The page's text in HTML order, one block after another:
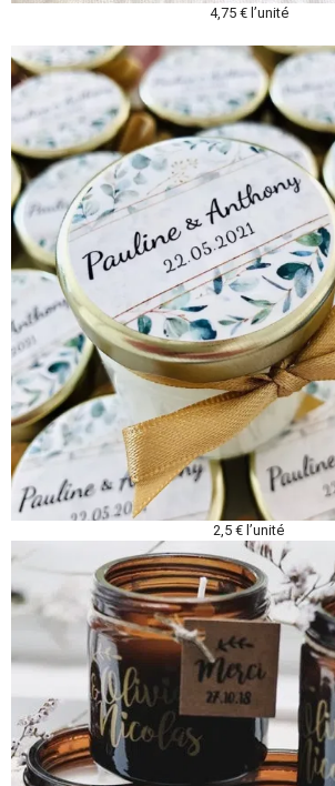
4,75 € l’unité
2,5 € l’unité